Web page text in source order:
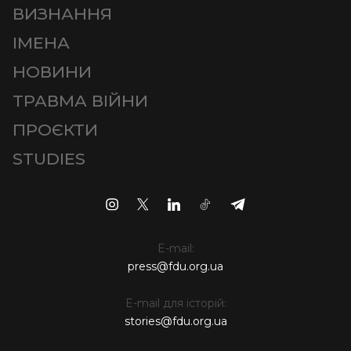
ВИЗНАННЯ
ІМЕНА
НОВИНИ
ТРАВМА ВІЙНИ
ПРОЄКТИ
STUDIES
E-mail:
press@fdu.org.ua
E-mail для історій:
stories@fdu.org.ua